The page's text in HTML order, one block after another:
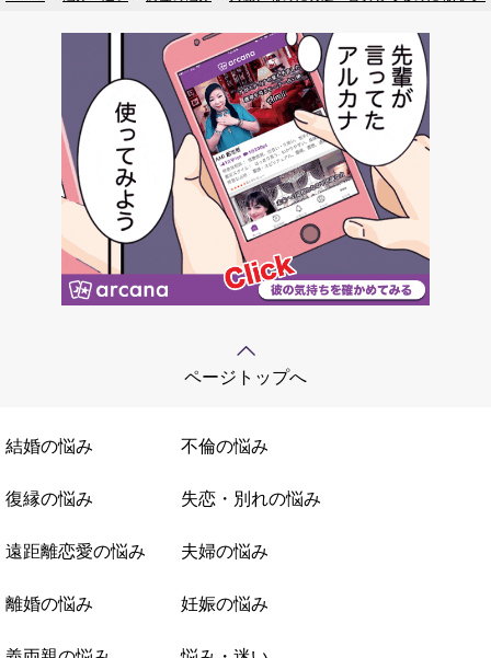
ページトップへ
結婚の悩み 不倫の悩み
復縁の悩み 失恋・別れの悩み
遠距離恋愛の悩み 夫婦の悩み
離婚の悩み 妊娠の悩み